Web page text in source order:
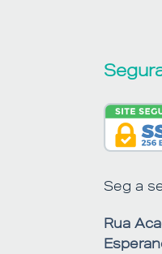
Seg a
Rua